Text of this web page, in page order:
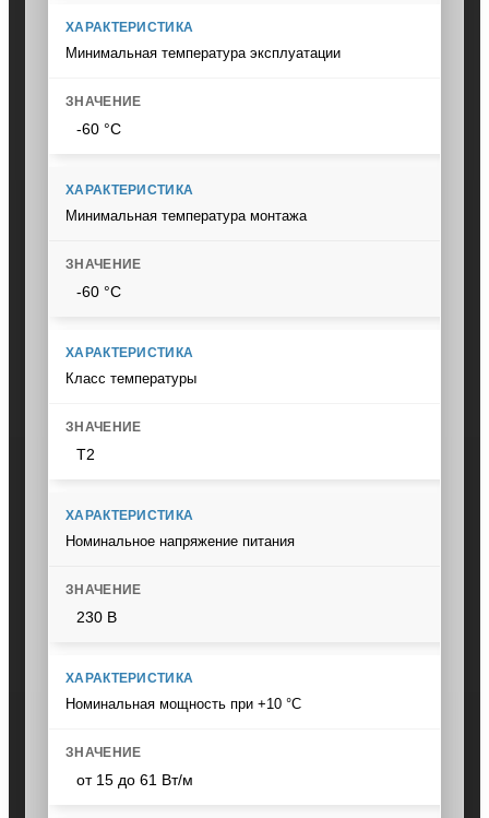
Минимальная температура эксплуатации
-60 °C
Минимальная температура монтажа
-60 °C
Класс температуры
Т2
Номинальное напряжение питания
230 В
Номинальная мощность при +10 °C
от 15 до 61 Вт/м